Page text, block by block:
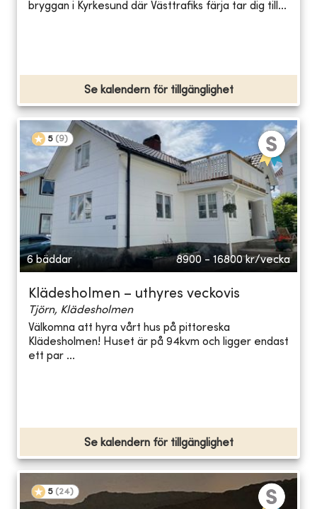
bryggan i Kyrkesund där Västtrafiks färja tar dig till...
Se kalendern för tillgänglighet
5 (9)
6 bäddar 8900 - 16800 kr/vecka
Klädesholmen – uthyres veckovis
Tjörn, Klädesholmen
Välkomna att hyra vårt hus på pittoreska
Klädesholmen! Huset är på 94kvm och ligger endast
ett par ...
Se kalendern för tillgänglighet
5 (24)